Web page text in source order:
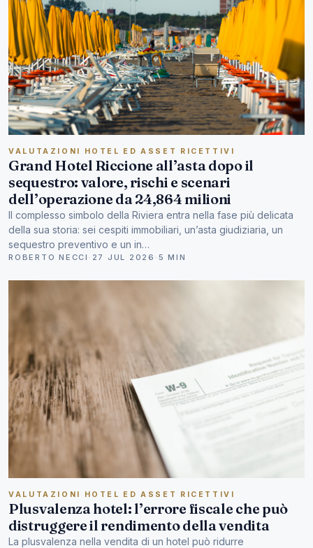
VALUTAZIONI HOTEL ED ASSET RICETTIVI
Grand Hotel Riccione all’asta dopo il
sequestro: valore, rischi e scenari
dell’operazione da 24,864 milioni
Il complesso simbolo della Riviera entra nella fase più delicata
della sua storia: sei cespiti immobiliari, un’asta giudiziaria, un
sequestro preventivo e un in…
ROBERTO NECCI · 27 JUL 2026 · 5 MIN
VALUTAZIONI HOTEL ED ASSET RICETTIVI
Plusvalenza hotel: l’errore fiscale che può
distruggere il rendimento della vendita
La plusvalenza nella vendita di un hotel può ridurre